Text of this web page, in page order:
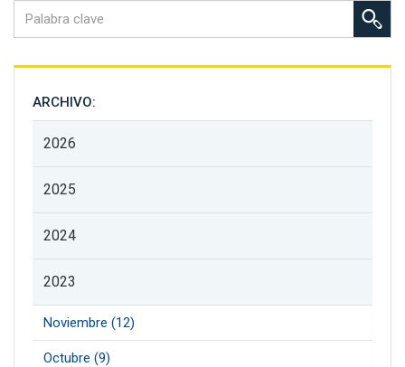
ARCHIVO:
2026
2025
2024
2023
Noviembre (12)
Octubre (9)